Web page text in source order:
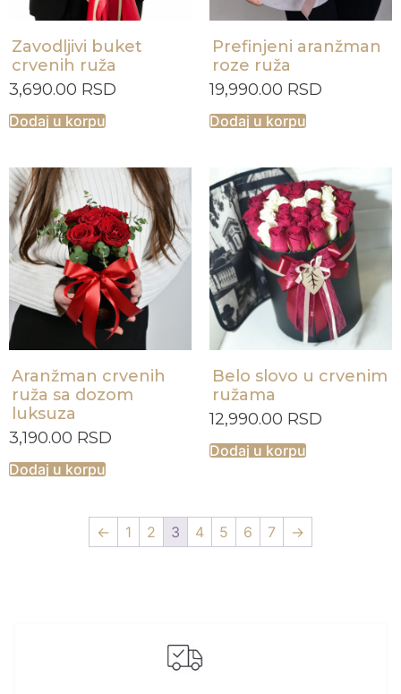
Zavodljivi buket
crvenih ruža
3,690.00 RSD
Dodaj u korpu
Prefinjeni aranžman
roze ruža
19,990.00 RSD
Dodaj u korpu
Aranžman crvenih
ruža sa dozom
luksuza
3,190.00 RSD
Dodaj u korpu
Belo slovo u crvenim
ružama
12,990.00 RSD
Dodaj u korpu
← 1 2 3 4 5 6 7 →